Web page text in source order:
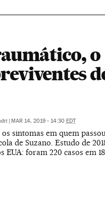
o
| MAR 14, 2019 - 14:30 EDT
sintomas em quem
de Suzano. Estudo de
EUA: foram 220 casos em 18